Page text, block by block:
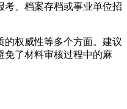
、档案存档或事业单位招
的权威性等多个方面。建议
免了材料审核过程中的麻